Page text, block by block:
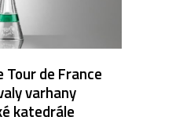
de France
varhany
katedrále